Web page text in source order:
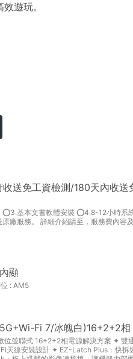
遊玩。
送免工資檢測/180天內收送
⭕3.基本文書軟體安裝 ⭕4.8-12小時系
廠服務。 詳細介紹請至，服務費內容
顯
: AM5
Fi 7/冰魄白)16+2+2相
並聯式 16+2+2相電源解決方案 ✦ 雙
天線安裝設計 ✦ EZ-Latch Plus：快拆